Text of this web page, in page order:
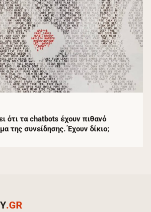
ότι τα chatbots έχουν πιθανό
της συνείδησης. Έχουν δίκιο;
.GR